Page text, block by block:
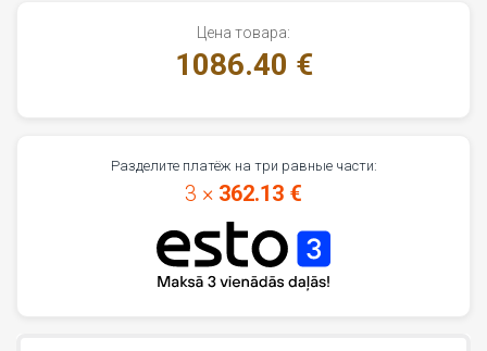
Цена товара:
1086.40 €
Разделите платёж на три равные части:
3 × 362.13 €